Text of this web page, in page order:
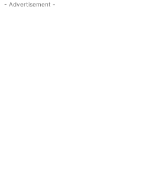
- Advertisement -